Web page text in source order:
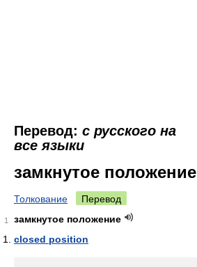
Перевод: с русского на
все языки
замкнутое положение
Толкование Перевод
1
замкнутое положение
closed position